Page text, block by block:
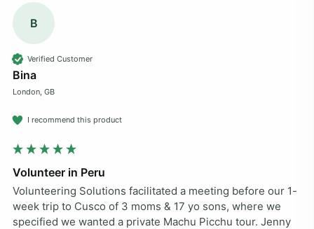
B
Verified Customer
Bina
London, GB
I recommend this product
Volunteer in Peru
Volunteering Solutions facilitated a meeting before our 1-
week trip to Cusco of 3 moms & 17 yo sons, where we
specified we wanted a private Machu Picchu tour. Jenny